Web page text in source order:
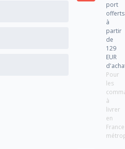
port
offerts
à
partir
de
129
EUR
Pour
les
à
livrer
en
France